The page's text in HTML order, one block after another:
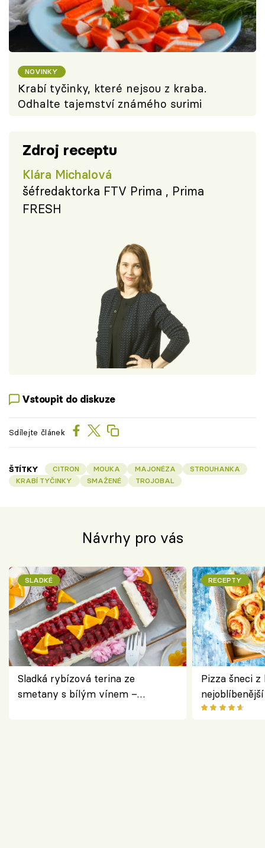
NOVINKY
Krabí tyčinky, které nejsou z kraba.
Odhalte tajemství známého surimi
Zdroj receptu
Klára Michalová
šéfredaktorka FTV Prima , Prima
FRESH
Vstoupit do diskuze
Sdílejte článek
ŠTÍTKY CITRON MOUKA MAJONÉZA
STROUHANKA
KRABÍ TYČINKY
SMAŽENÉ TROJOBAL
Návrhy pro vás
SLADKÉ
Sladká rybízová terina ze
smetany s bílým vínem –
RECEPTY
Pizza šneci